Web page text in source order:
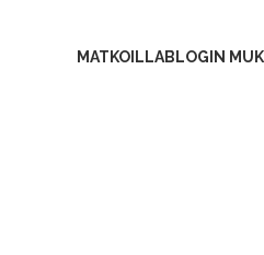
MATKOILLABLOGIN